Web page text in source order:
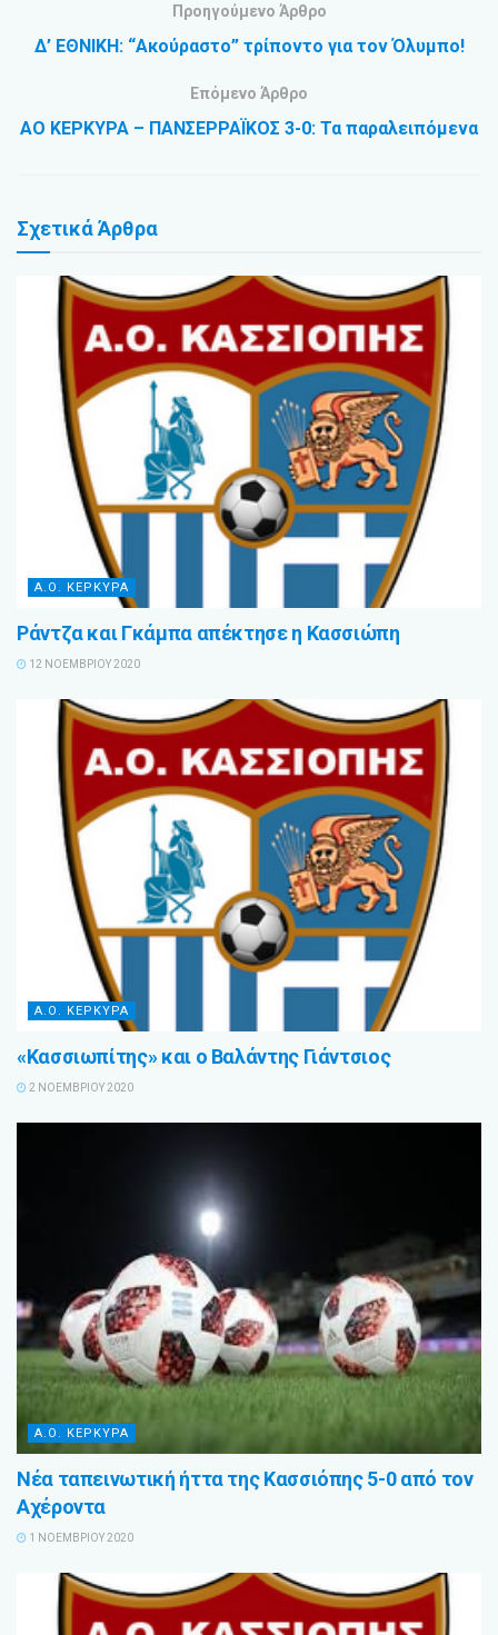
Προηγούμενο Άρθρο
Δ’ ΕΘΝΙΚΗ: “Ακούραστο” τρίποντο για τον Όλυμπο!
Επόμενο Άρθρο
ΑΟ ΚΕΡΚΥΡΑ – ΠΑΝΣΕΡΡΑΪΚΟΣ 3-0: Τα παραλειπόμενα
ΣχετικάΆρθρα
Α.Ο. ΚΕΡΚΥΡΑ
Ράντζα και Γκάμπα απέκτησε η Κασσιώπη
12 ΝΟΕΜΒΡΊΟΥ 2020
Α.Ο. ΚΕΡΚΥΡΑ
«Κασσιωπίτης» και ο Βαλάντης Γιάντσιος
2 ΝΟΕΜΒΡΊΟΥ 2020
Α.Ο. ΚΕΡΚΥΡΑ
Νέα ταπεινωτική ήττα της Κασσιόπης 5-0 από τον
Αχέροντα
1 ΝΟΕΜΒΡΊΟΥ 2020